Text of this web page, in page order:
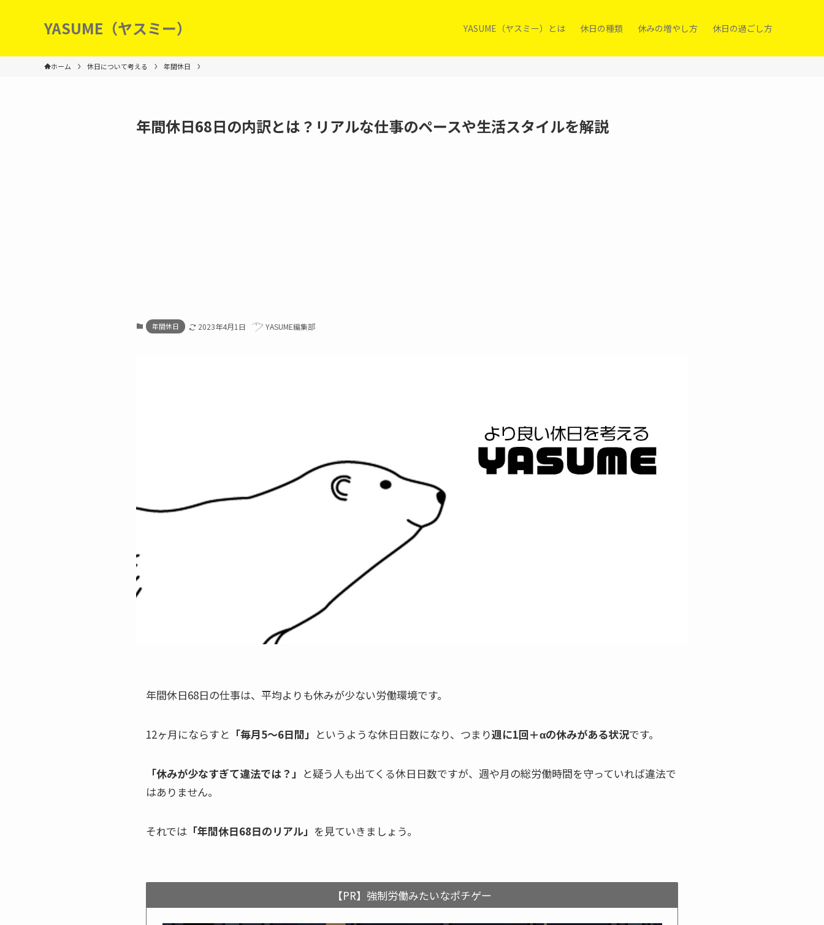
YASUME（ヤスミー） YASUME（ヤスミー）とは 休日の種類 休みの増やし方 休日の過ごし方
ホーム 休日について考える 年間休日
年間休日68日の内訳とは？リアルな仕事のペースや生活スタイルを解説
年間休日 2023年4月1日 YASUME編集部
年間休日68日の仕事は、平均よりも休みが少ない労働環境です。
12ヶ月にならすと 「毎月5〜6日間」 というような休日日数になり、つまり週に1回＋αの休みがある状況です。
「休みが少なすぎて違法では？」 と疑う人も出てくる休日日数ですが、週や月の総労働時間を守っていれば違法で
はありません。
それでは 「年間休日68日のリアル」 を見ていきましょう。
【PR】強制労働みたいなポチゲー